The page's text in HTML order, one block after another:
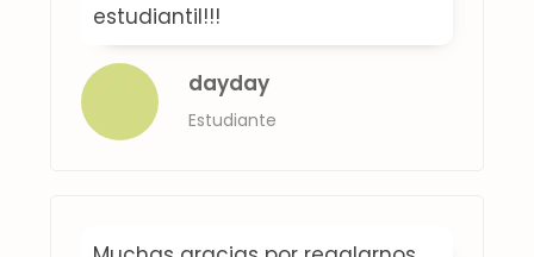
estudiantil!!!
dayday
Estudiante